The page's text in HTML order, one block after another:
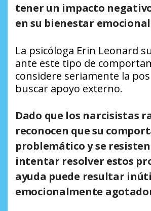
tener un impacto
en su bienestar
La psicóloga Erin Leonard
ante este tipo de
considere seriamente la
buscar apoyo externo.
Dado que los narcisistas
reconocen que su
problemático y se
intentar resolver estos
ayuda puede resultar
emocionalmente